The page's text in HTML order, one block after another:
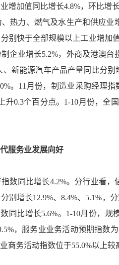
增加值同比增长4.8%，环比增
、热力、燃气及水生产和供应业
别快于全部规模以上工业增加
企业增长5.2%，外商及港澳台
、新能源汽车产品产量同比分别
。 11 月份，制造业采购经理指
升0.3个百分点。 1-10月份，全
服务业发展向好
数同比增长4.2%。分行业看，
别增长12.9%、8.4%、 5.1%，
同比增长5.6%。 1-10月份，规
，服务业业务活动预期指数为
商务活动指数位于55.0%以上较